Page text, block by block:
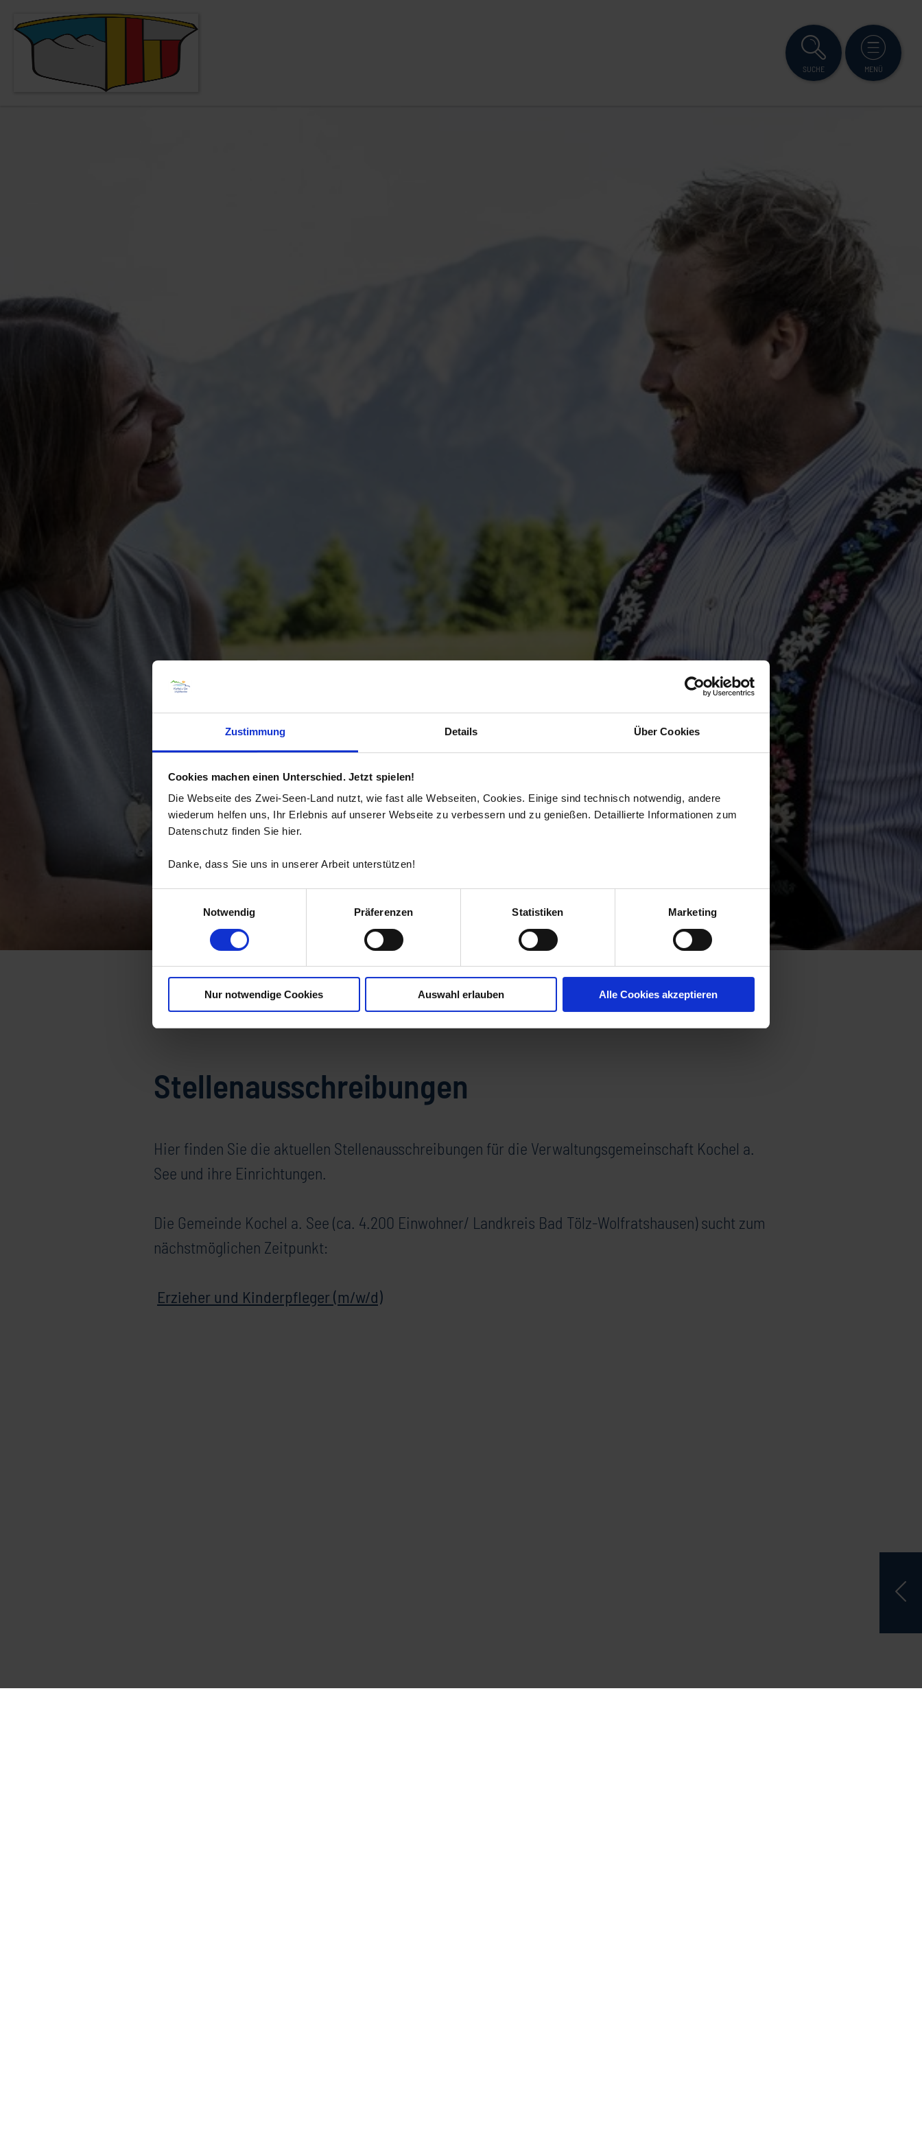
Zustimmung Details Über Cookies
Cookies machen einen Unterschied. Jetzt spielen!
Die Webseite des Zwei-Seen-Land nutzt, wie fast alle Webseiten, Cookies. Einige sind technisch notwendig, andere
wiederum helfen uns, Ihr Erlebnis auf unserer Webseite zu verbessern und zu genießen. Detaillierte Informationen zum
Datenschutz finden Sie hier.
Danke, dass Sie uns in unserer Arbeit unterstützen!
Notwendig
Präferenzen Statistiken Marketing
Nur notwendige Cookies Auswahl erlauben Alle Cookies akzeptieren
SUCHE MENÜ
Startseite Gemeindeverwaltung & Rathaus Bekanntmachungen & Pressemeldungen
Stellenausschreibungen
Stellenausschreibungen
Stellenausschreibungen
Hier finden Sie die aktuellen Stellenausschreibungen für die Verwaltungsgemeinschaft Kochel a.
See und ihre Einrichtungen.
Die Gemeinde Kochel a. See (ca. 4.200 Einwohner/ Landkreis Bad Tölz-Wolfratshausen) sucht zum
nächstmöglichen Zeitpunkt:
Erzieher und Kinderpfleger (m/w/d)